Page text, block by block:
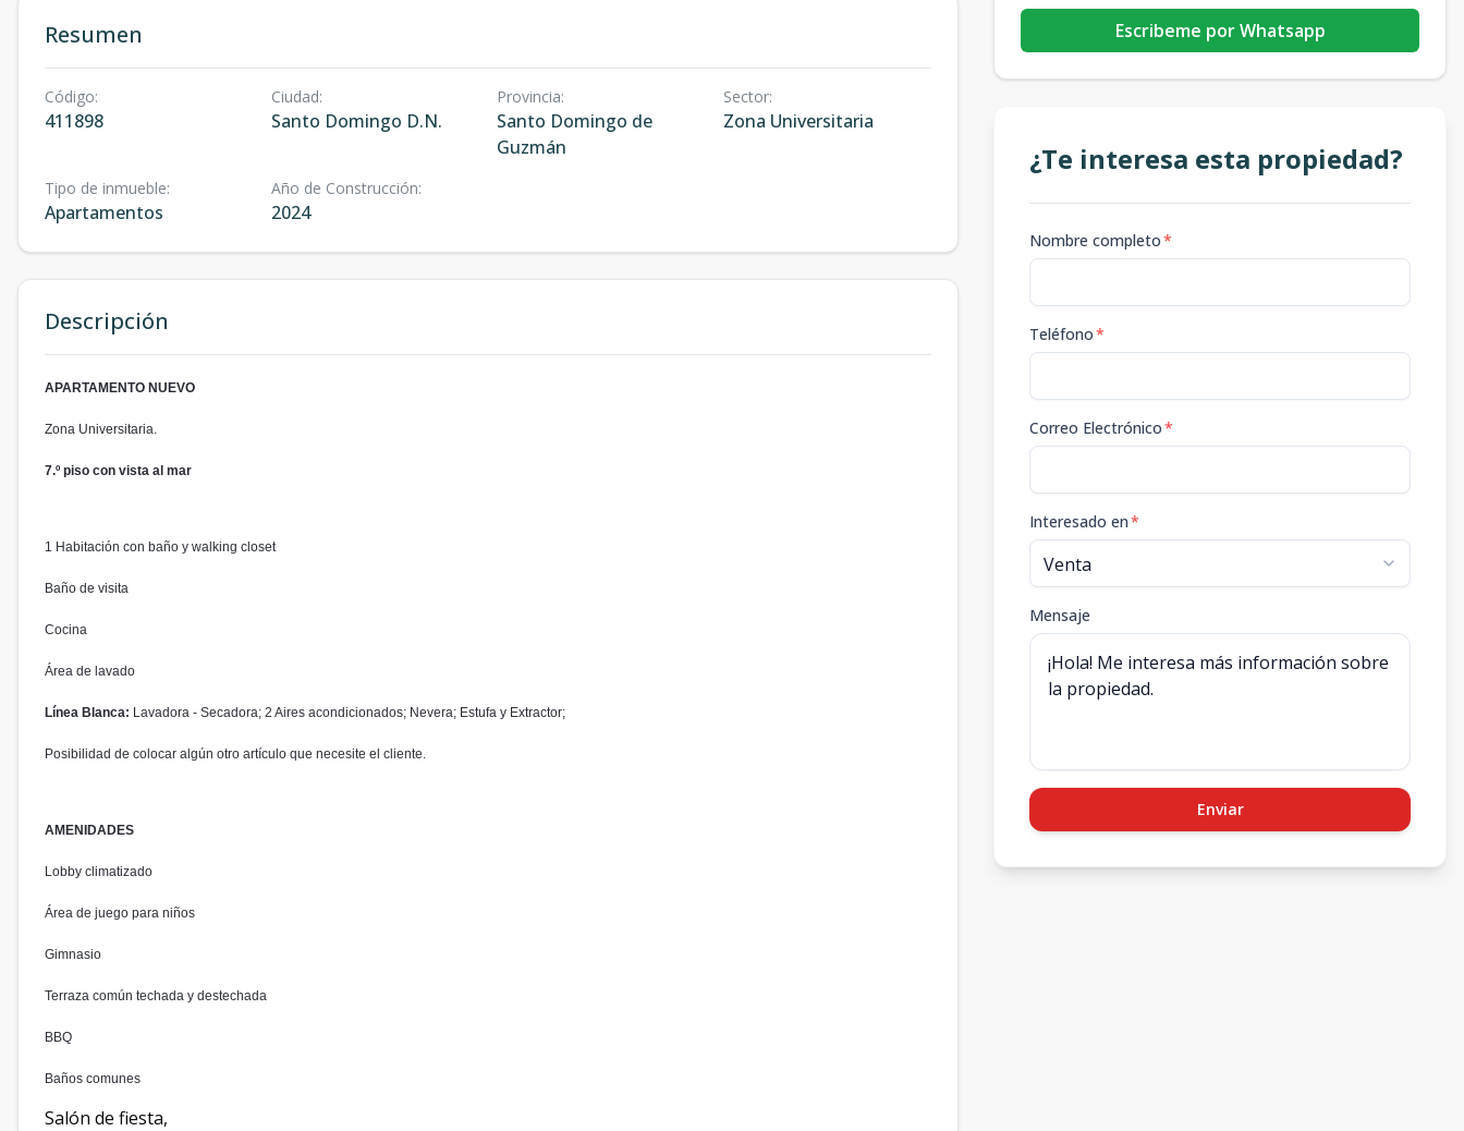
Resumen
Código:
411898
Ciudad:
Santo Domingo D.N.
Provincia:
Santo Domingo de
Guzmán
Sector:
Zona Universitaria
Tipo de inmueble:
Apartamentos
Año de Construcción:
2024
Descripción
APARTAMENTO NUEVO
Zona Universitaria.
7.º piso con vista al mar
1 Habitación con baño y walking closet
Baño de visita
Cocina
Área de lavado
Línea Blanca: Lavadora - Secadora; 2 Aires acondicionados; Nevera; Estufa y Extractor;
Posibilidad de colocar algún otro artículo que necesite el cliente.
AMENIDADES
Lobby climatizado
Área de juego para niños
Gimnasio
Terraza común techada y destechada
BBQ
Baños comunes
Salón de fiesta,
Escribeme por Whatsapp
¿Te interesa esta propiedad?
Nombre completo*
Teléfono*
Correo Electrónico*
Interesado en*
Mensaje
Enviar